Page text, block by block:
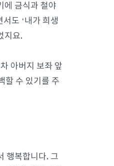
에 금식과 철야
도 ‘내가 희생
지요.
아버지 보좌 앞
할 수 있기를 주
행복합니다. 그